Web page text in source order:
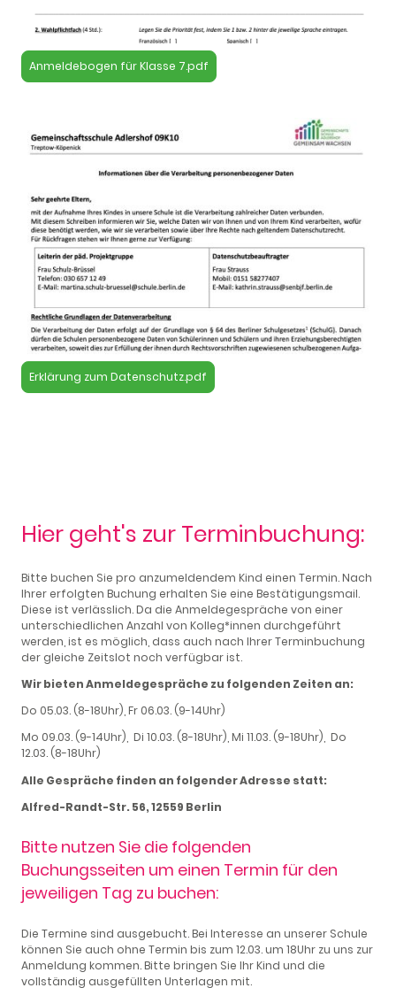
Anmeldebogen für Klasse 7.pdf
Erklärung zum Datenschutz.pdf
Hier geht's zur Terminbuchung:
Bitte buchen Sie pro anzumeldendem Kind einen Termin. Nach
Ihrer erfolgten Buchung erhalten Sie eine Bestätigungsmail.
Diese ist verlässlich. Da die Anmeldegespräche von einer
unterschiedlichen Anzahl von Kolleg*innen durchgeführt
werden, ist es möglich, dass auch nach Ihrer Terminbuchung
der gleiche Zeitslot noch verfügbar ist.
Wir bieten Anmeldegespräche zu folgenden Zeiten an:
Do 05.03. (8-18Uhr), Fr 06.03. (9-14Uhr)
Mo 09.03. (9-14Uhr), Di 10.03. (8-18Uhr), Mi 11.03. (9-18Uhr), Do
12.03. (8-18Uhr)
Alle Gespräche finden an folgender Adresse statt:
Alfred-Randt-Str. 56, 12559 Berlin
Bitte nutzen Sie die folgenden
Buchungsseiten um einen Termin für den
jeweiligen Tag zu buchen:
Die Termine sind ausgebucht. Bei Interesse an unserer Schule
können Sie auch ohne Termin bis zum 12.03. um 18Uhr zu uns zur
Anmeldung kommen. Bitte bringen Sie Ihr Kind und die
vollständig ausgefüllten Unterlagen mit.